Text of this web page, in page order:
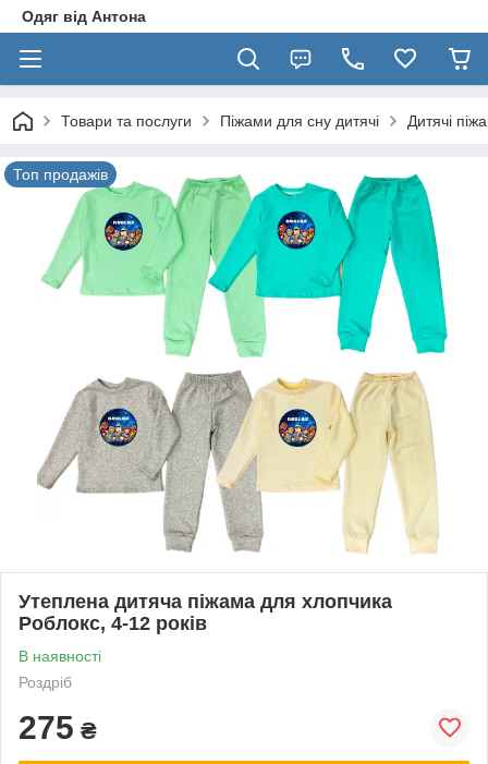
Одяг від Антона
Товари та послуги Піжами для сну дитячі Дитячі
Топ продажів
Утеплена дитяча піжама для хлопчика
Роблокс, 4-12 років
В наявності
Роздріб
275 ₴